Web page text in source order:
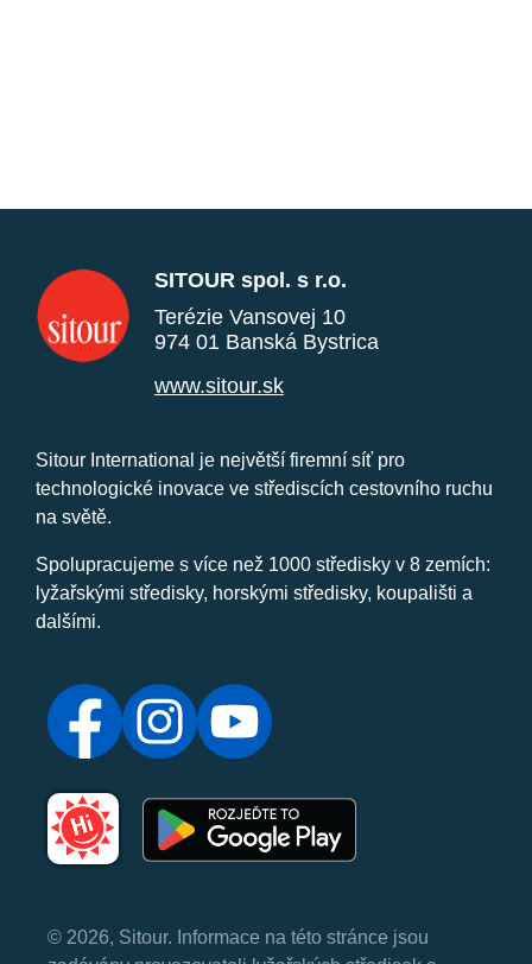
SITOUR spol. s r.o.
Terézie Vansovej 10
974 01 Banská Bystrica
www.sitour.sk
Sitour International je největší firemní síť pro
technologické inovace ve střediscích cestovního ruchu
na světě.
Spolupracujeme s více než 1000 středisky v 8 zemích:
lyžařskými středisky, horskými středisky, koupališti a
dalšími.
© 2026, Sitour. Informace na této stránce jsou